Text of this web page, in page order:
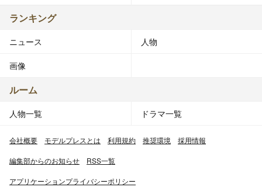
ランキング
ニュース 人物
画像
ルーム
人物一覧 ドラマ一覧
会社概要 モデルプレスとは 利用規約 推奨環境 採用情報
編集部からのお知らせ RSS一覧
アプリケーションプライバシーポリシー